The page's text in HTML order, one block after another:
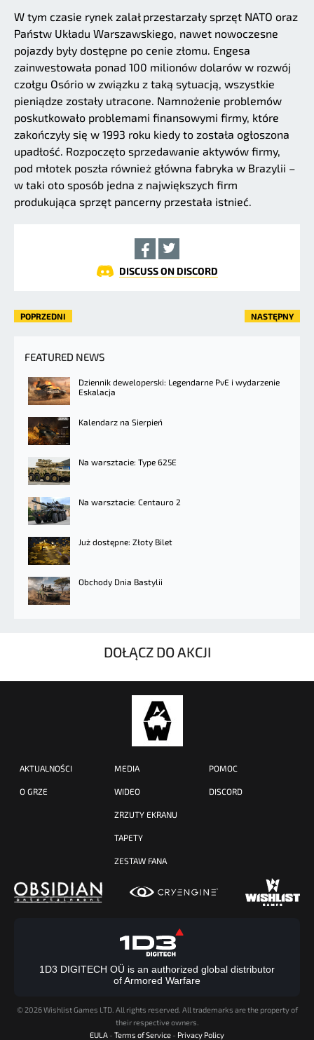
W tym czasie rynek zalał przestarzały sprzęt NATO oraz
Państw Układu Warszawskiego, nawet nowoczesne
pojazdy były dostępne po cenie złomu. Engesa
zainwestowała ponad 100 milionów dolarów w rozwój
czołgu Osório w związku z taką sytuacją, wszystkie
pieniądze zostały utracone. Namnożenie problemów
poskutkowało problemami finansowymi firmy, które
zakończyły się w 1993 roku kiedy to została ogłoszona
upadłość. Rozpoczęto sprzedawanie aktywów firmy,
pod młotek poszła również główna fabryka w Brazylii –
w taki oto sposób jedna z największych firm
produkująca sprzęt pancerny przestała istnieć.
DISCUSS ON DISCORD
POPRZEDNI NASTĘPNY
FEATURED NEWS
Dziennik deweloperski: Legendarne PvE i wydarzenie
Eskalacja
Kalendarz na Sierpień
Na warsztacie: Type 625E
Na warsztacie: Centauro 2
Już dostępne: Złoty Bilet
Obchody Dnia Bastylii
DOŁĄCZ DO AKCJI
AKTUALNOŚCI
O GRZE
MEDIA
WIDEO
ZRZUTY EKRANU
TAPETY
ZESTAW FANA
POMOC
DISCORD
1D3 DIGITECH OÜ is an authorized global distributor
of Armored Warfare
© 2026 Wishlist Games LTD. All rights reserved. All trademarks are the property of
their respective owners.
EULA - Terms of Service - Privacy Policy